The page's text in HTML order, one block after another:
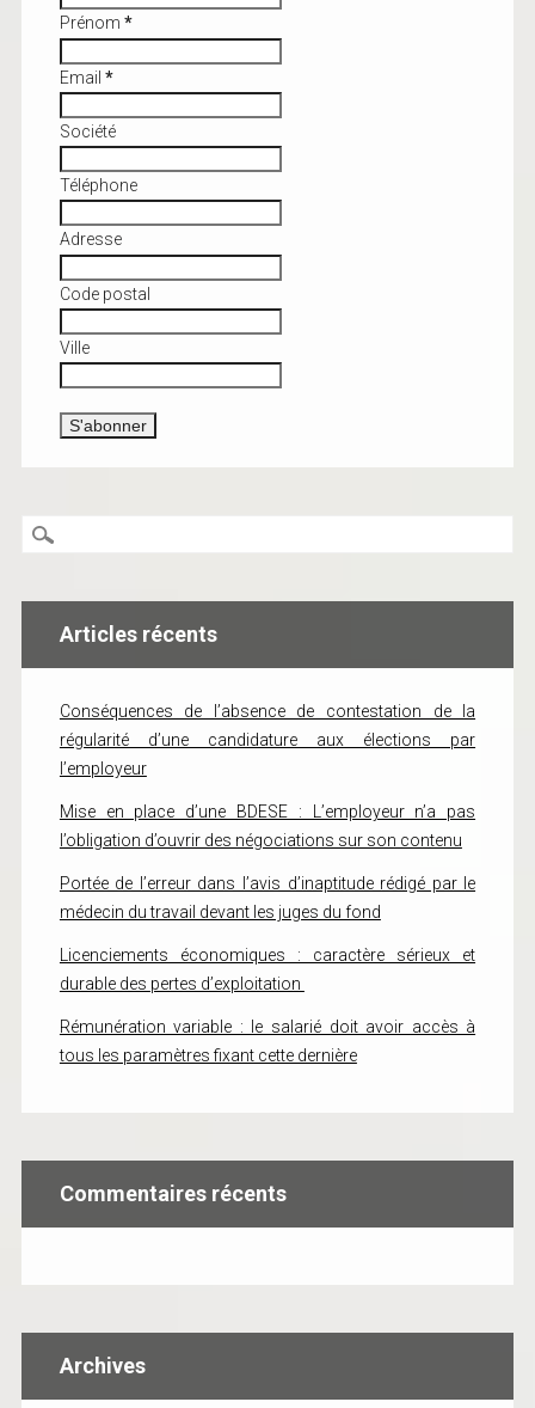
Prénom *
Email *
Société
Téléphone
Adresse
Code postal
Ville
Articles récents
Conséquences de l’absence de contestation de la
régularité d’une candidature aux élections par
l’employeur
Mise en place d’une BDESE : L’employeur n’a pas
l’obligation d’ouvrir des négociations sur son contenu
Portée de l’erreur dans l’avis d’inaptitude rédigé par le
médecin du travail devant les juges du fond
Licenciements économiques : caractère sérieux et
durable des pertes d’exploitation
Rémunération variable : le salarié doit avoir accès à
tous les paramètres fixant cette dernière
Commentaires récents
Archives